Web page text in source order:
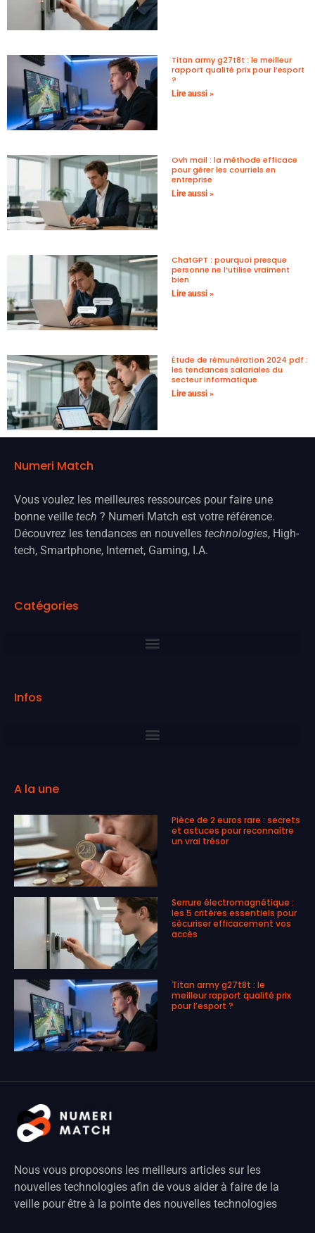
Titan army g27t8t : le meilleur
rapport qualité prix pour l’esport
?
Lire aussi »
Ovh mail : la méthode efficace
pour gérer les courriels en
entreprise
Lire aussi »
ChatGPT : pourquoi presque
personne ne l’utilise vraiment
bien
Lire aussi »
Étude de rémunération 2024 pdf :
les tendances salariales du
secteur informatique
Lire aussi »
Numeri Match
Vous voulez les meilleures ressources pour faire une
bonne veille tech ? Numeri Match est votre référence.
Découvrez les tendances en nouvelles technologies, High-
tech, Smartphone, Internet, Gaming, I.A.
Catégories
Infos
A la une
Pièce de 2 euros rare : secrets
et astuces pour reconnaître
un vrai trésor
Serrure électromagnétique :
les 5 critères essentiels pour
sécuriser efficacement vos
accès
Titan army g27t8t : le
meilleur rapport qualité prix
pour l’esport ?
Nous vous proposons les meilleurs articles sur les
nouvelles technologies afin de vous aider à faire de la
veille pour être à la pointe des nouvelles technologies